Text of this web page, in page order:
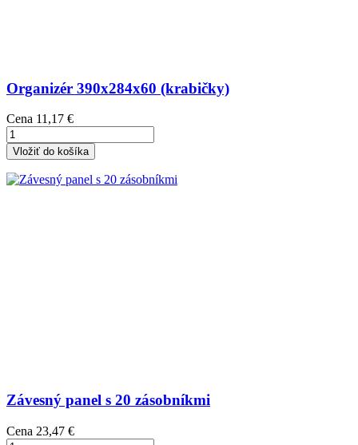
Organizér 390x284x60 (krabičky)
Cena 11,17 €
Vložiť do košíka
Závesný panel s 20 zásobníkmi
Cena 23,47 €